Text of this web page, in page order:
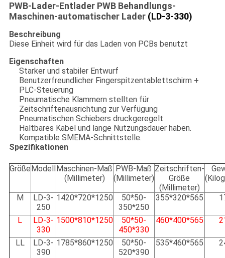
PWB-Lader-Entlader PWB Behandlungs-
Maschinen-automatischer Lader (LD-3-330)
Beschreibung
Diese Einheit wird für das Laden von PCBs benutzt
Eigenschaften
Starker und stabiler Entwurf
Benutzerfreundlicher Fingerspitzentablettschirm +
PLC-Steuerung
Pneumatische Klammern stellten für
Zeitschriftenausrichtung zur Verfügung
Pneumatischen Schiebers druckgeregelt
Haltbares Kabel und lange Nutzungsdauer haben.
Kompatible SMEMA-Schnittstelle.
Spezifikationen
Größe Modell
Maschinen-Maß
(Millimeter)
PWB-Maß
(Millimeter)
Zeitschriften-
Größe
(Millimeter)
M
LD-3-
250
1420*720*1250
50*50-
350*250
355*320*565
L
LD-3-
330
1500*810*1250
50*50-
450*330
460*400*565
LL
LD-3-
390
1785*860*1250
50*50-
520*390
535*460*565